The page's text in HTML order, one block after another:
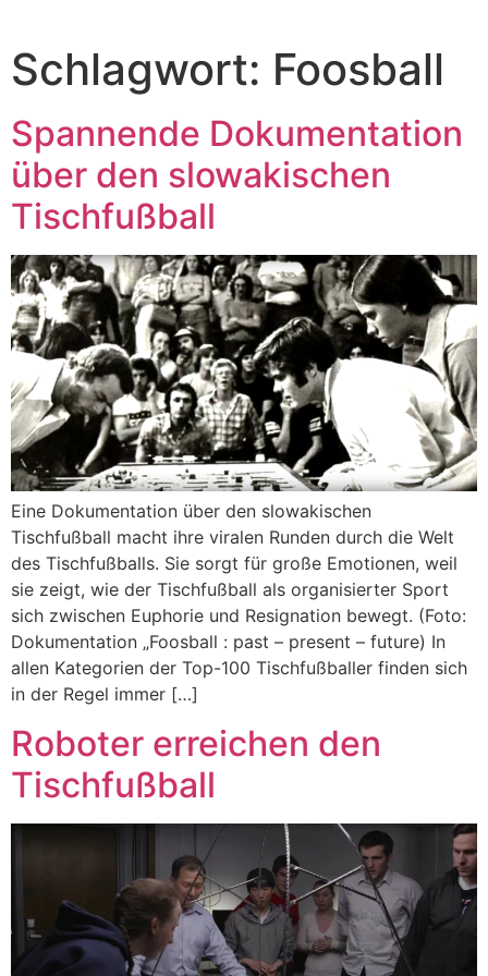
Schlagwort: Foosball
Spannende Dokumentation
über den slowakischen
Tischfußball
Eine Dokumentation über den slowakischen
Tischfußball macht ihre viralen Runden durch die Welt
des Tischfußballs. Sie sorgt für große Emotionen, weil
sie zeigt, wie der Tischfußball als organisierter Sport
sich zwischen Euphorie und Resignation bewegt. (Foto:
Dokumentation „Foosball : past – present – future) In
allen Kategorien der Top-100 Tischfußballer finden sich
in der Regel immer […]
Roboter erreichen den
Tischfußball